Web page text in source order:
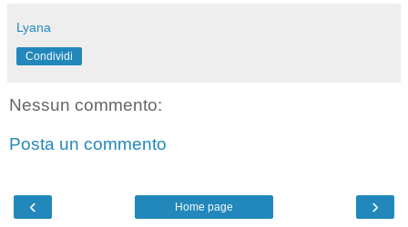
Lyana
Condividi
Nessun commento:
Posta un commento
‹ ›
Home page